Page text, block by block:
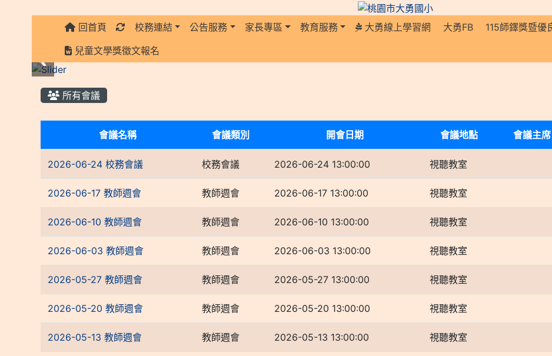
回首頁 校務連結 公告服務 家長專區 教育服務 大勇線上學習網 大勇FB 115師鐸獎暨優
兒童文學獎徵文報名
所有會議
List Meeting
會議名稱 會議類別 開會日期 會議地點 會議主席
2026-06-24 校務會議 校務會議 2026-06-24 13:00:00 視聽教室
2026-06-17 教師週會 教師週會 2026-06-17 13:00:00 視聽教室
2026-06-10 教師週會 教師週會 2026-06-10 13:00:00 視聽教室
2026-06-03 教師週會 教師週會 2026-06-03 13:00:00 視聽教室
2026-05-27 教師週會 教師週會 2026-05-27 13:00:00 視聽教室
2026-05-20 教師週會 教師週會 2026-05-20 13:00:00 視聽教室
2026-05-13 教師週會 教師週會 2026-05-13 13:00:00 視聽教室